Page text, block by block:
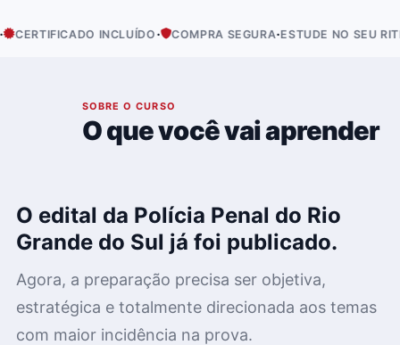
INCLUÍDO· COMPRA SEGURA·ESTUDE NO SEU RITMO · ACESSO
SOBRE O CURSO
O que você vai aprender
O edital da Polícia Penal do Rio
Grande do Sul já foi publicado.
Agora, a preparação precisa ser objetiva,
estratégica e totalmente direcionada aos temas
com maior incidência na prova.